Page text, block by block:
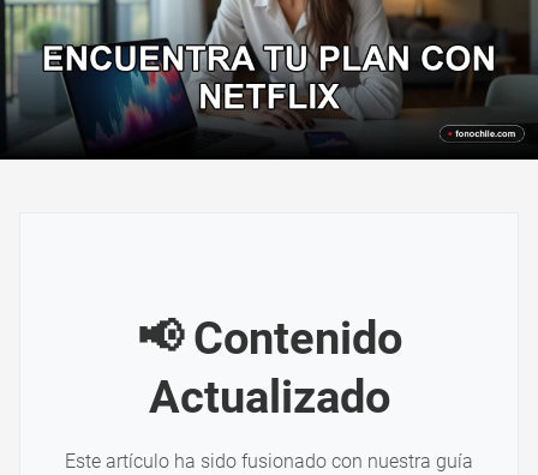
📢 Contenido
Actualizado
Este artículo ha sido fusionado con nuestra guía